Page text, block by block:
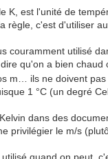
K, est l'unité de
c'est d'utiliser
couramment utilisé
qu'on a bien
m… ils ne doivent
1 °C (un degré
dans des
privilégier le m/s